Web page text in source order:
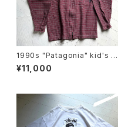
1990s "Patagonia" kid's ho
ody
¥11,000